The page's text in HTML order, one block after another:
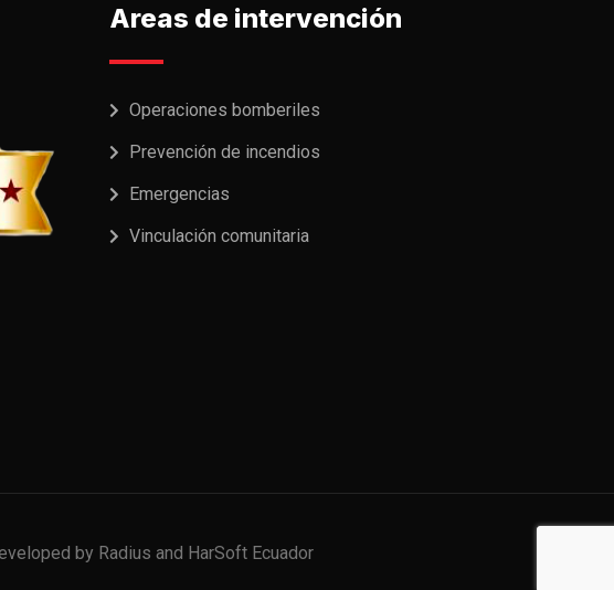
Areas de intervención
Operaciones bomberiles
Prevención de incendios
Emergencias
Vinculación comunitaria
by Radius and HarSoft Ecuador